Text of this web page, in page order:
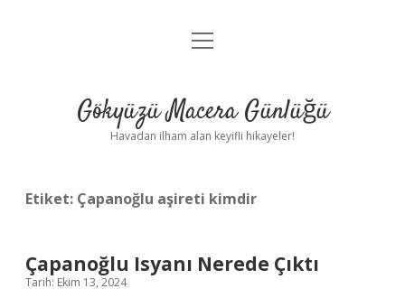
Anasayfa
Yasal Uyarı
menüyü
Gökyüzü Macera Günlüğü
Havadan ilham alan keyifli hikayeler!
Etiket: Çapanoğlu aşireti kimdir
Çapanoğlu Isyanı Nerede Çıktı
Tarih: Ekim 13, 2024